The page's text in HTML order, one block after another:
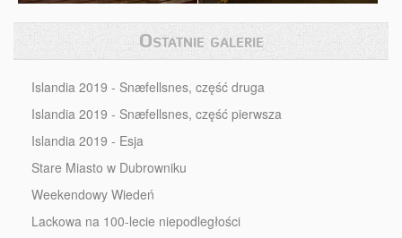
Ostatnie galerie
Islandia 2019 - Snæfellsnes, część druga
Islandia 2019 - Snæfellsnes, część pierwsza
Islandia 2019 - Esja
Stare Miasto w Dubrowniku
Weekendowy Wiedeń
Lackowa na 100-lecie niepodległości